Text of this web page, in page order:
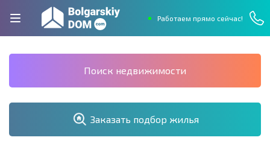
Работаем прямо сейчас!
Поиск недвижимости
Заказать подбор жилья